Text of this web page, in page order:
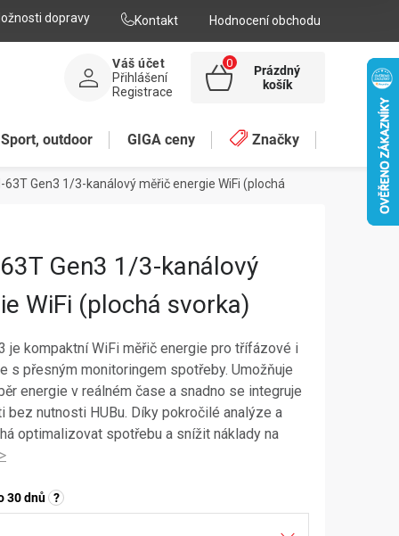
dopravy Kontakt Hodnocení obchodu
Váš účet
Přihlášení
Registrace
NÁKUPNÍ
Prázdný
košík
Sport, outdoor GIGA ceny Značky
63T Gen3 1/3-kanálový měřič energie WiFi (plochá
Gen3 1/3-kanálový
WiFi (plochá svorka)
je kompaktní WiFi měřič energie pro třífázové i
s přesným monitoringem spotřeby. Umožňuje
energie v reálném čase a snadno se integruje
bez nutnosti HUBu. Díky pokročilé analýze a
optimalizovat spotřebu a snížit náklady na
30 dnů ?